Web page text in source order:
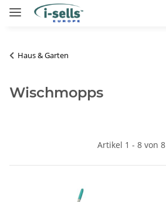
Haus & Garten
Wischmopps
Artikel 1 - 8 von 8